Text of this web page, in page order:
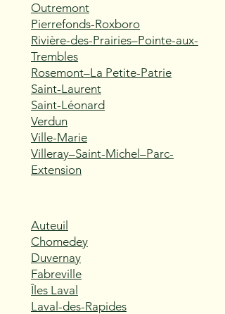
Outremont
Pierrefonds-Roxboro
Rivière-des-Prairies–Pointe-aux-
Trembles
Rosemont–La Petite-Patrie
Saint-Laurent
Saint-Léonard
Verdun
Ville-Marie
Villeray–Saint-Michel–Parc-
Extension
Auteuil
Chomedey
Duvernay
Fabreville
Îles Laval
Laval-des-Rapides